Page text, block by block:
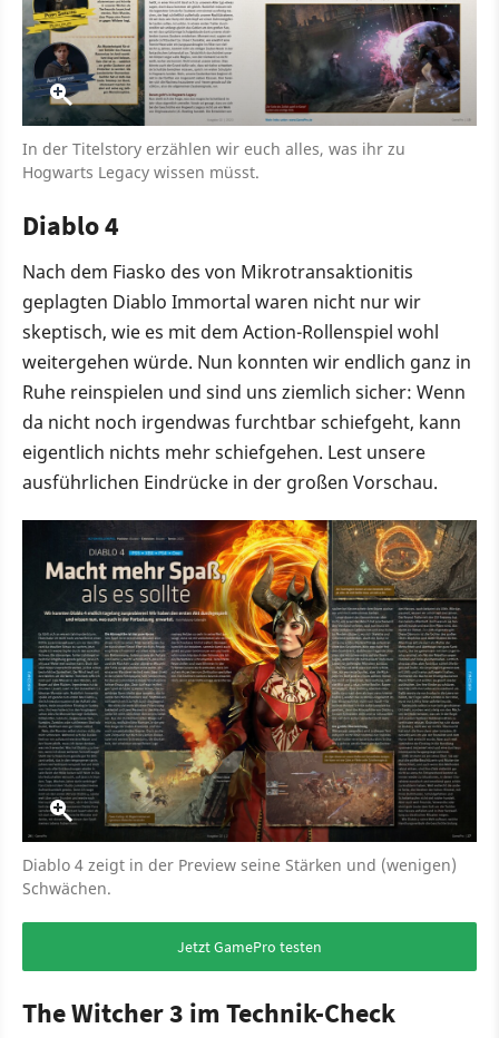
In der Titelstory erzählen wir euch alles, was ihr zu
Hogwarts Legacy wissen müsst.
Diablo 4
Nach dem Fiasko des von Mikrotransaktionitis
geplagten Diablo Immortal waren nicht nur wir
skeptisch, wie es mit dem Action-Rollenspiel wohl
weitergehen würde. Nun konnten wir endlich ganz in
Ruhe reinspielen und sind uns ziemlich sicher: Wenn
da nicht noch irgendwas furchtbar schiefgeht, kann
eigentlich nichts mehr schiefgehen. Lest unsere
ausführlichen Eindrücke in der großen Vorschau.
Diablo 4 zeigt in der Preview seine Stärken und (wenigen)
Schwächen.
Jetzt GamePro testen
The Witcher 3 im Technik-Check